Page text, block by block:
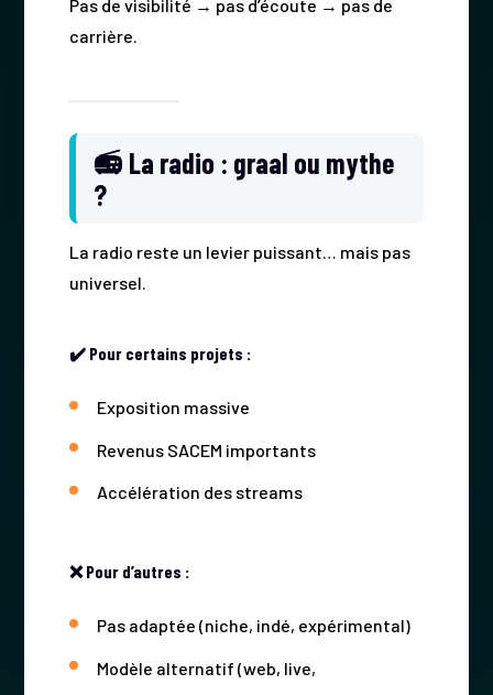
Pas de visibilité → pas d’écoute → pas de
carrière.
📻 La radio : graal ou mythe
?
La radio reste un levier puissant… mais pas
universel.
✔️ Pour certains projets :
Exposition massive
Revenus SACEM importants
Accélération des streams
❌ Pour d’autres :
Pas adaptée (niche, indé, expérimental)
Modèle alternatif (web, live,